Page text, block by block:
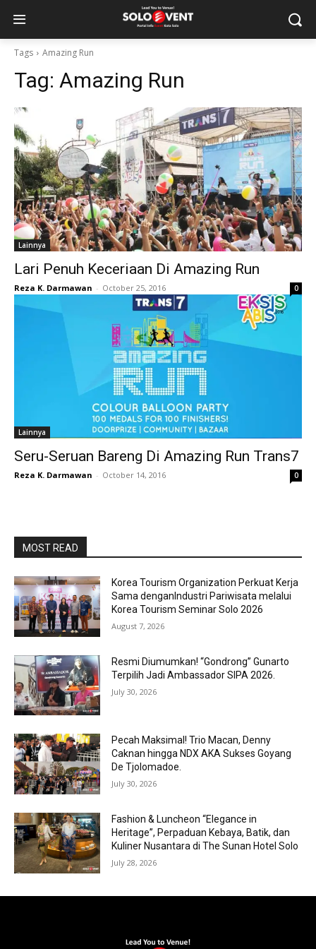
Tags Amazing Run
Tag: Amazing Run
Lainnya
Lari Penuh Keceriaan Di Amazing Run
Reza K. Darmawan - October 25, 2016 0
Lainnya
Seru-Seruan Bareng Di Amazing Run Trans7
Reza K. Darmawan - October 14, 2016 0
MOST READ
Korea Tourism Organization Perkuat Kerja
Sama denganIndustri Pariwisata melalui
Korea Tourism Seminar Solo 2026
August 7, 2026
Resmi Diumumkan! “Gondrong” Gunarto
Terpilih Jadi Ambassador SIPA 2026.
July 30, 2026
Pecah Maksimal! Trio Macan, Denny
Caknan hingga NDX AKA Sukses Goyang
De Tjolomadoe.
July 30, 2026
Fashion & Luncheon “Elegance in
Heritage”, Perpaduan Kebaya, Batik, dan
Kuliner Nusantara di The Sunan Hotel Solo
July 28, 2026